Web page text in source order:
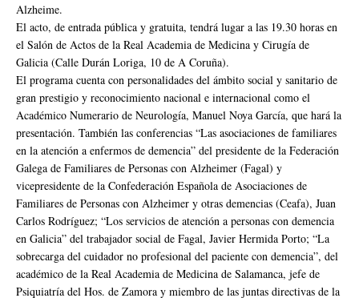
Alzheime.
El acto, de entrada pública y gratuita, tendrá lugar a las 19.30 horas en
el Salón de Actos de la Real Academia de Medicina y Cirugía de
Galicia (Calle Durán Loriga, 10 de A Coruña).
El programa cuenta con personalidades del ámbito social y sanitario de
gran prestigio y reconocimiento nacional e internacional como el
Académico Numerario de Neurología, Manuel Noya García, que hará la
presentación. También las conferencias “Las asociaciones de familiares
en la atención a enfermos de demencia” del presidente de la Federación
Galega de Familiares de Personas con Alzheimer (Fagal) y
vicepresidente de la Confederación Española de Asociaciones de
Familiares de Personas con Alzheimer y otras demencias (Ceafa), Juan
Carlos Rodríguez; “Los servicios de atención a personas con demencia
en Galicia” del trabajador social de Fagal, Javier Hermida Porto; “La
sobrecarga del cuidador no profesional del paciente con demencia”, del
académico de la Real Academia de Medicina de Salamanca, jefe de
Psiquiatría del Hos. de Zamora y miembro de las juntas directivas de la